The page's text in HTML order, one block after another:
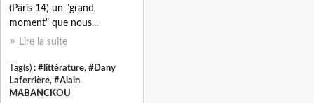
(Paris 14) un "grand
moment" que nous...
Lire la suite
Tag(s) : #littérature, #Dany
Laferrière, #Alain
MABANCKOU